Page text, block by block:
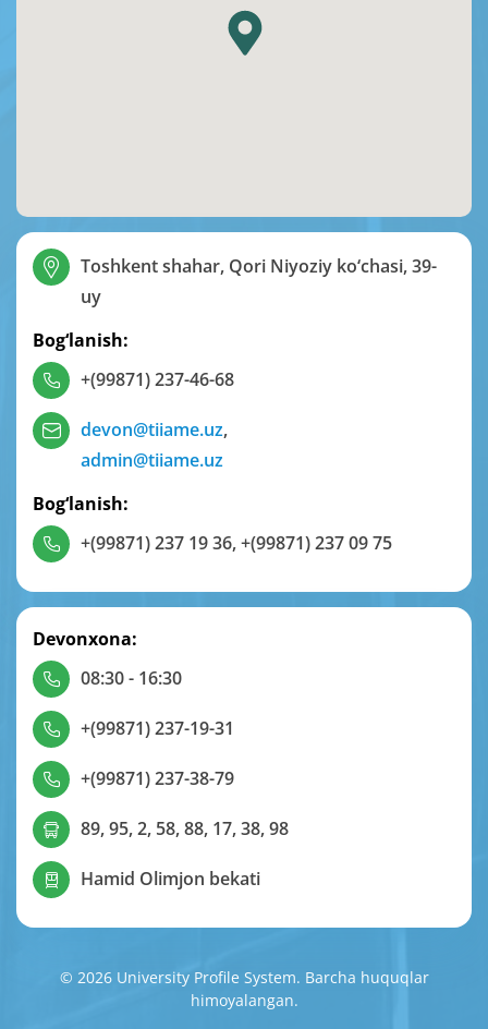
Toshkent shahar, Qori Niyoziy ko‘chasi, 39-
uy
Bog‘lanish:
+(99871) 237-46-68
devon@tiiame.uz,
admin@tiiame.uz
Bog‘lanish:
+(99871) 237 19 36,+(99871) 237 09 75
Devonxona:
08:30 - 16:30
+(99871) 237-19-31
+(99871) 237-38-79
89, 95, 2, 58, 88, 17, 38, 98
Hamid Olimjon bekati
© 2026 University Profile System. Barcha huquqlar
himoyalangan.